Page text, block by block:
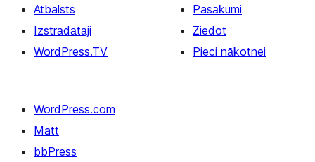
Atbalsts
Izstrādātāji
WordPress.TV
Pasākumi
Ziedot
Pieci nākotnei
WordPress.com
Matt
bbPress